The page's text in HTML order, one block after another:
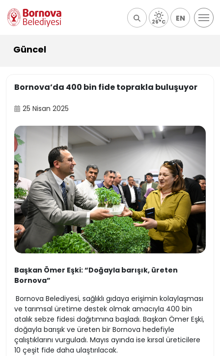
26°C EN
Güncel
Bornova’da 400 bin fide toprakla buluşuyor
25 Nisan 2025
Başkan Ömer Eşki: “Doğayla barışık, üreten
Bornova”
Bornova Belediyesi, sağlıklı gıdaya erişimin kolaylaşması
ve tarımsal üretime destek olmak amacıyla 400 bin
atalık sebze fidesi dağıtımına başladı. Başkan Ömer Eşki,
doğayla barışık ve üreten bir Bornova hedefiyle
çalıştıklarını vurguladı. Mayıs ayında ise kırsal üreticilere
10 çeşit fide daha ulaştırılacak.